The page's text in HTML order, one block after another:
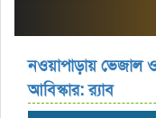
নওয়াপাড়ায় ভেজাল
আবিস্কার: র‌্যাব